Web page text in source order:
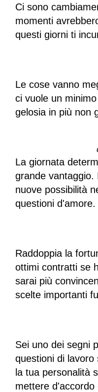
Ci sono
momenti
questi giorni ti
Le cose vanno
ci vuole un
gelosia in più non
La giornata
grande vantaggio.
nuove possibilità
questioni d'amore.
Raddoppia la
ottimi contratti se
sarai più
scelte importanti
Sei uno dei segni
questioni di
la tua personalità
mettere